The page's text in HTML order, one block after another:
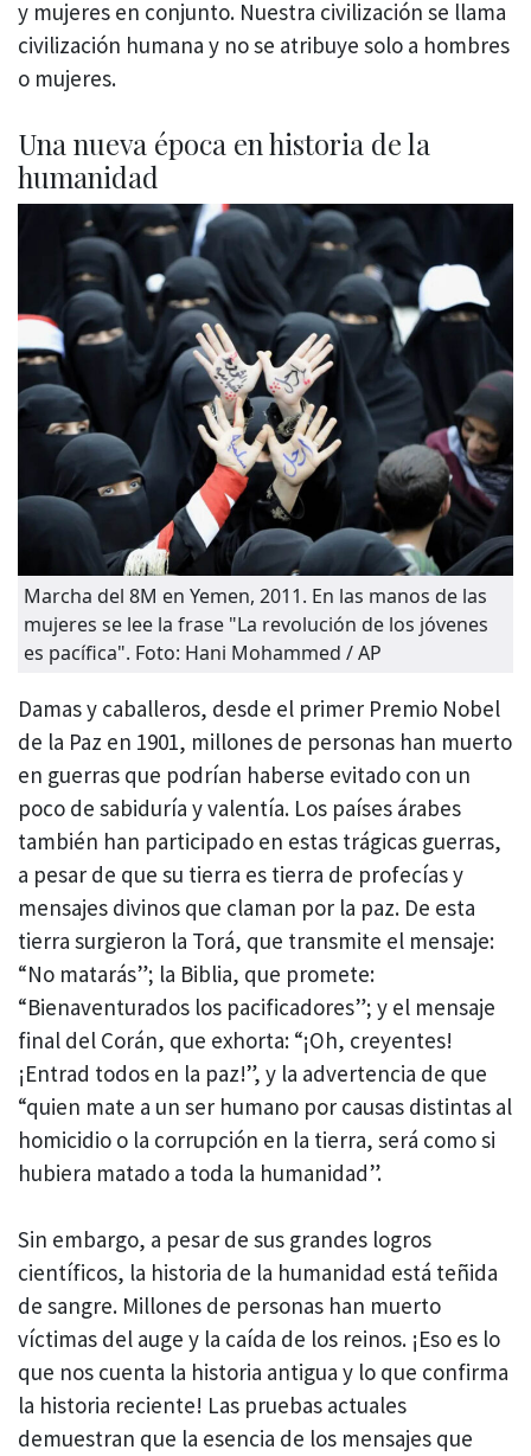
y mujeres en conjunto. Nuestra civilización se llama
civilización humana y no se atribuye solo a hombres
o mujeres.
Una nueva época en historia de la
humanidad
Marcha del 8M en Yemen, 2011. En las manos de las
mujeres se lee la frase "La revolución de los jóvenes
es pacífica". Foto: Hani Mohammed / AP
Damas y caballeros, desde el primer Premio Nobel
de la Paz en 1901, millones de personas han muerto
en guerras que podrían haberse evitado con un
poco de sabiduría y valentía. Los países árabes
también han participado en estas trágicas guerras,
a pesar de que su tierra es tierra de profecías y
mensajes divinos que claman por la paz. De esta
tierra surgieron la Torá, que transmite el mensaje:
“No matarás”; la Biblia, que promete:
“Bienaventurados los pacificadores”; y el mensaje
final del Corán, que exhorta: “¡Oh, creyentes!
¡Entrad todos en la paz!”, y la advertencia de que
“quien mate a un ser humano por causas distintas al
homicidio o la corrupción en la tierra, será como si
hubiera matado a toda la humanidad”.
Sin embargo, a pesar de sus grandes logros
científicos, la historia de la humanidad está teñida
de sangre. Millones de personas han muerto
víctimas del auge y la caída de los reinos. ¡Eso es lo
que nos cuenta la historia antigua y lo que confirma
la historia reciente! Las pruebas actuales
demuestran que la esencia de los mensajes que